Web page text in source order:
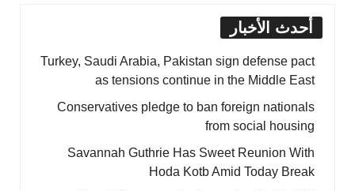
أحدث الأخبار
Turkey, Saudi Arabia, Pakistan sign defense pact
as tensions continue in the Middle East
Conservatives pledge to ban foreign nationals
from social housing
Savannah Guthrie Has Sweet Reunion With
Hoda Kotb Amid Today Break